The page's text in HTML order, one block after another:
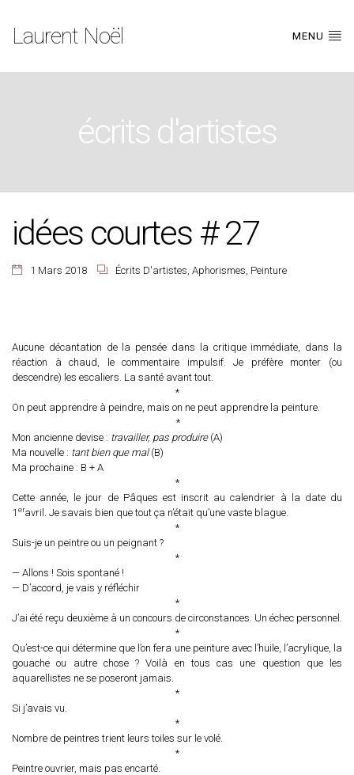
Laurent Noël MENU
écrits d'artistes
idées courtes # 27
1 Mars 2018 Écrits D'artistes Aphorismes Peinture
Aucune décantation de la pensée dans la critique immédiate, dans la
réaction à chaud, le commentaire impulsif. Je préfère monter (ou
descendre) les escaliers. La santé avant tout.
*
On peut apprendre à peindre, mais on ne peut apprendre la peinture.
*
Mon ancienne devise : travailler, pas produire(A)
Ma nouvelle : tant bien que mal(B)
Ma prochaine : B + A
*
Cette année, le jour de Pâques est inscrit au calendrier à la date du
1 eravril. Je savais bien que tout ça n’était qu’une vaste blague.
*
Suis-je un peintre ou un peignant ?
*
— Allons ! Sois spontané !
— D’accord, je vais y réfléchir
*
J’ai été reçu deuxième à un concours de circonstances. Un échec personnel.
*
Qu’est-ce qui détermine que l’on fera une peinture avec l’huile, l’acrylique, la
gouache ou autre chose ? Voilà en tous cas une question que les
aquarellistes ne se poseront jamais.
*
Si j’avais vu.
*
Nombre de peintres trient leurs toiles sur le volé.
*
Peintre ouvrier, mais pas encarté.